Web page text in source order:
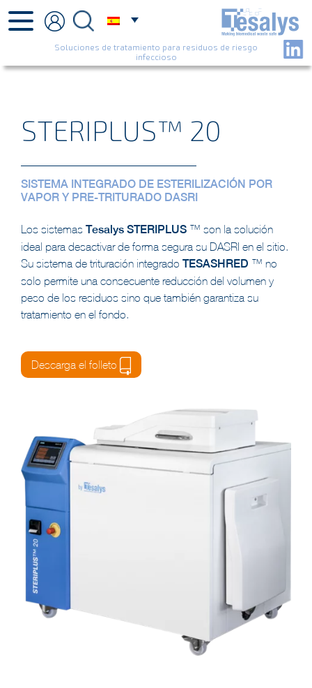
Soluciones de tratamiento para residuos de riesgo
infeccioso
STERIPLUS™ 20
SISTEMA INTEGRADO DE ESTERILIZACIÓN POR
VAPOR Y PRE-TRITURADO DASRI
Los sistemas Tesalys STERIPLUS ™ son la solución
ideal para desactivar de forma segura su DASRI en el sitio.
Su sistema de trituración integrado TESASHRED ™ no
solo permite una consecuente reducción del volumen y
peso de los residuos sino que también garantiza su
tratamiento en el fondo.
Descarga el folleto